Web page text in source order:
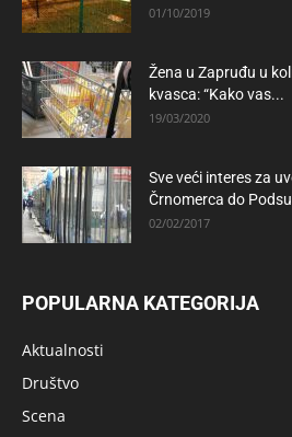
01/10/2019
Žena u Zapruđu u
kvasca: “Kako vas...
19/03/2020
Sve veći interes za
Črnomerca do
02/02/2017
POPULARNA KATEGORIJA
Aktualnosti
Društvo
Scena